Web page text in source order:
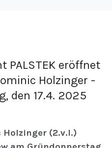
PALSTEK eröffnet
Holzinger -
den 17.4. 2025
Holzinger (2.v.l.)